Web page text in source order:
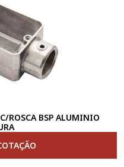
ROSCA BSP ALUMINIO